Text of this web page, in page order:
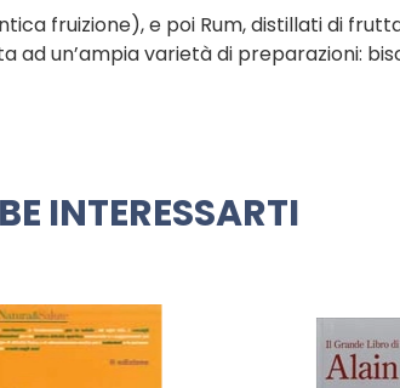
fruizione), e poi Rum, distillati di
ad un’ampia varietà di preparazioni:
INTERESSARTI